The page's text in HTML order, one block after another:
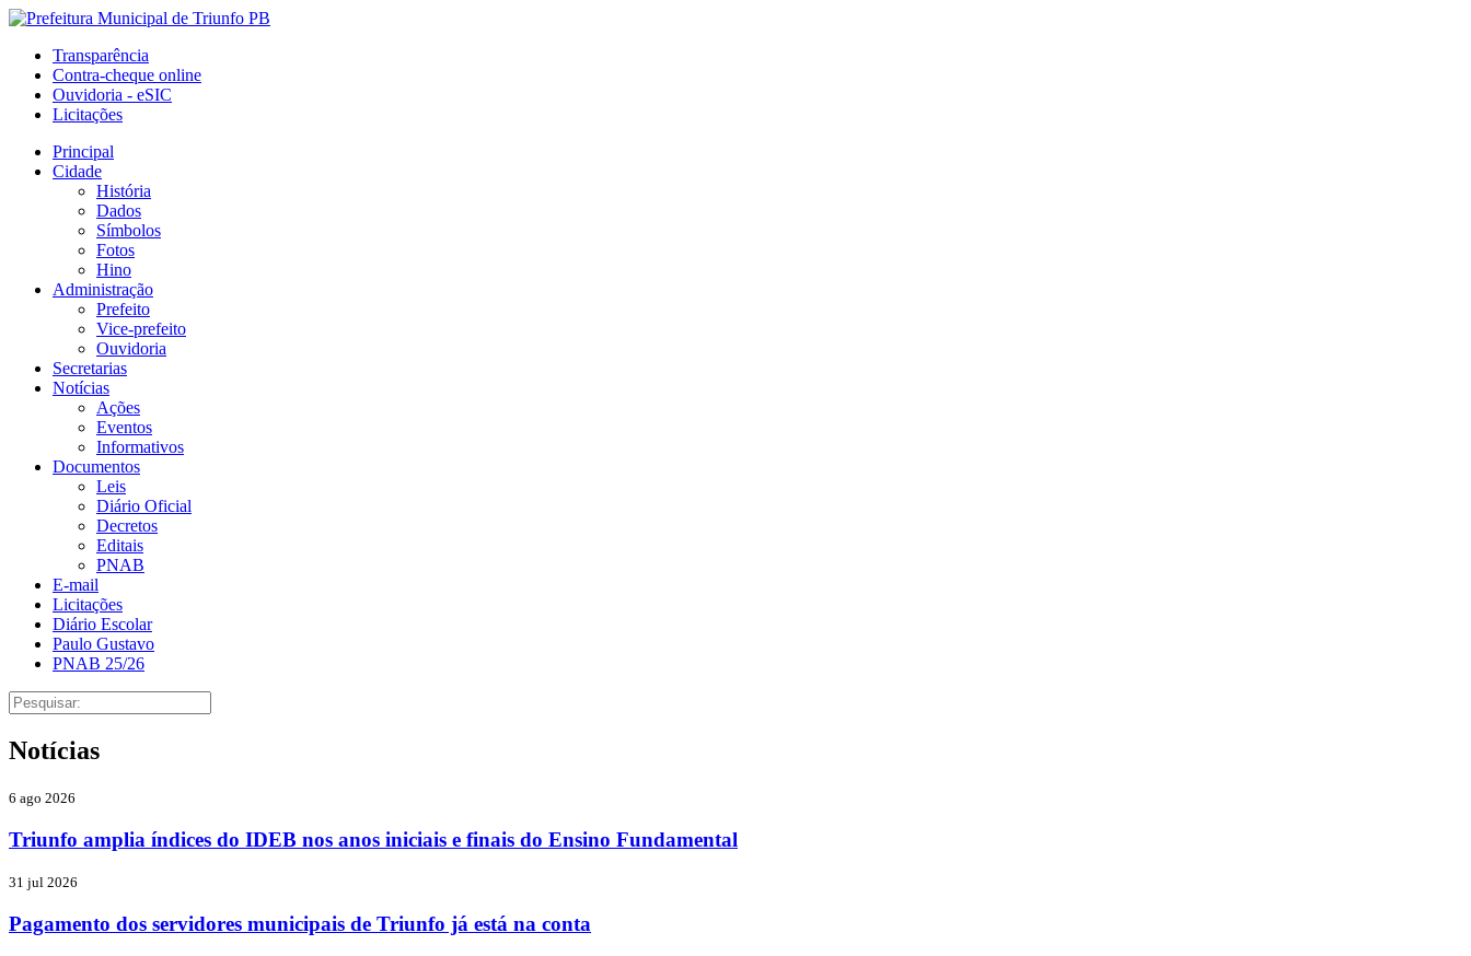
Transparência
Contra-cheque online
Ouvidoria - eSIC
Licitações
Principal
Cidade
História
Dados
Símbolos
Fotos
Hino
Administração
Prefeito
Vice-prefeito
Ouvidoria
Secretarias
Notícias
Ações
Eventos
Informativos
Documentos
Leis
Diário Oficial
Decretos
Editais
PNAB
E-mail
Licitações
Diário Escolar
Paulo Gustavo
PNAB 25/26
Notícias
6 ago 2026
Triunfo amplia índices do IDEB nos anos iniciais e finais do Ensino Fundamental
31 jul 2026
Pagamento dos servidores municipais de Triunfo já está na conta